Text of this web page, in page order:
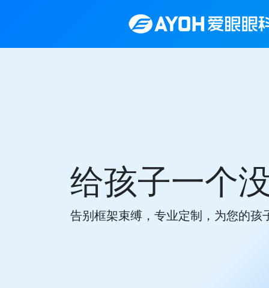
给孩子一个
告别框架束缚，专业定制，为您的孩